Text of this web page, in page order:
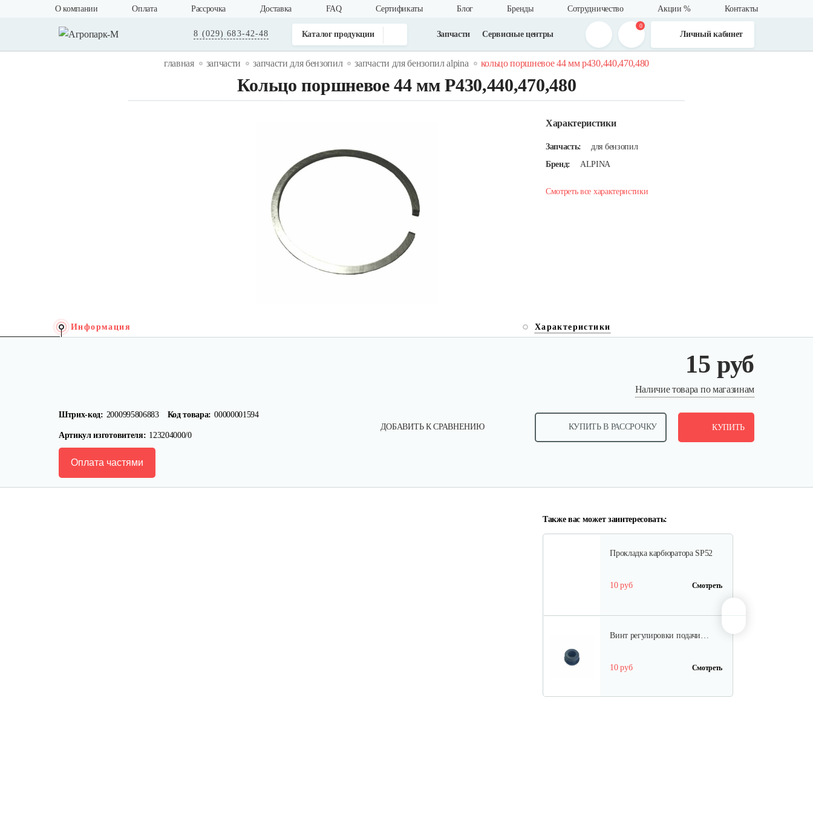
О компании Оплата Рассрочка Доставка FAQ Cертификаты Блог Бренды Сотрудничество Акции % Контакты
8 (029) 683-42-48 Каталог продукции Запчасти Сервисные центры
0
Личный кабинет
главная запчасти запчасти для бензопил запчасти для бензопил alpina кольцо поршневое 44 мм р430,440,470,480
Кольцо поршневое 44 мм Р430,440,470,480
Характеристики
Запчасть:
для бензопил
Бренд:
ALPINA
Смотреть все характеристики
Информация Характеристики
15 руб
Наличие товара по магазинам
Штрих-код: 2000995806883 Код товара: 00000001594
Артикул изготовителя: 123204000/0
ДОБАВИТЬ К СРАВНЕНИЮ КУПИТЬ В РАССРОЧКУ КУПИТЬ
Оплата частями
Также вас может заинтересовать:
Шестерня привода
10 руб Смотреть
Прокладка карбюратора SP52
10 руб Смотреть
Винт регулировки подачи…
10 руб Смотреть